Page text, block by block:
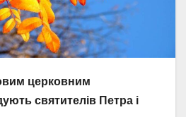
церковним
святителів Петра і